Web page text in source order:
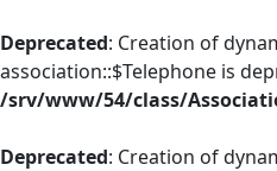
Deprecated: Creation of
association::$Telephone is
/srv/www/54/class/
Deprecated: Creation of